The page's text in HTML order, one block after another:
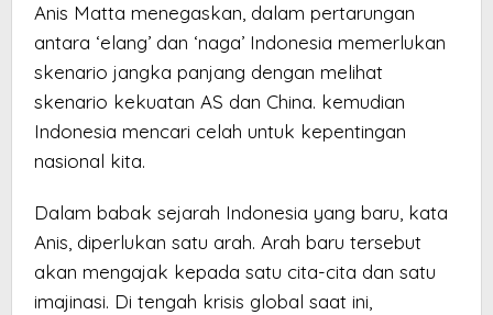
Anis Matta menegaskan, dalam pertarungan
antara ‘elang’ dan ‘naga’ Indonesia memerlukan
skenario jangka panjang dengan melihat
skenario kekuatan AS dan China. kemudian
Indonesia mencari celah untuk kepentingan
nasional kita.
Dalam babak sejarah Indonesia yang baru, kata
Anis, diperlukan satu arah. Arah baru tersebut
akan mengajak kepada satu cita-cita dan satu
imajinasi. Di tengah krisis global saat ini,